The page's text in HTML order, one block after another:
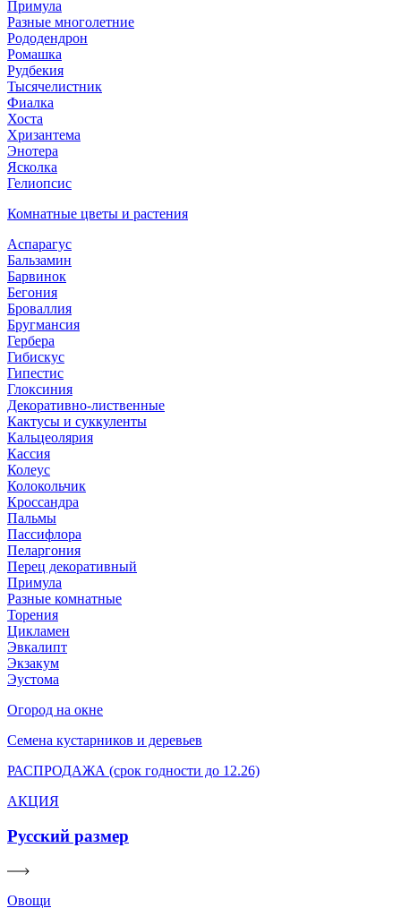
Примула
Разные многолетние
Рододендрон
Ромашка
Рудбекия
Тысячелистник
Фиалка
Хоста
Хризантема
Энотера
Ясколка
Гелиопсис
Комнатные цветы и растения
Аспарагус
Бальзамин
Барвинок
Бегония
Броваллия
Бругмансия
Гербера
Гибискус
Гипестис
Глоксиния
Декоративно-лиственные
Кактусы и суккуленты
Кальцеолярия
Кассия
Колеус
Колокольчик
Кроссандра
Пальмы
Пассифлора
Пеларгония
Перец декоративный
Примула
Разные комнатные
Торения
Цикламен
Эвкалипт
Экзакум
Эустома
Огород на окне
Семена кустарников и деревьев
РАСПРОДАЖА (срок годности до 12.26)
АКЦИЯ
Русский размер
Овощи